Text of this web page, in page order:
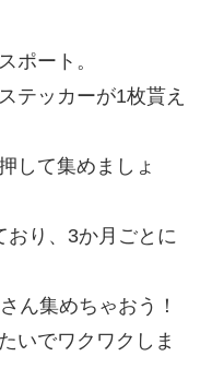
ポート。
テッカーが1枚貰え
して集めましょ
おり、3か月ごとに
ん集めちゃおう！
いでワクワクしま